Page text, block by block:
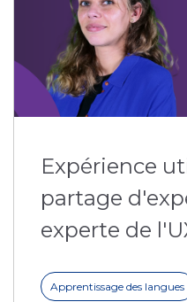
Expérience
partage
experte de
Apprentissage des langues